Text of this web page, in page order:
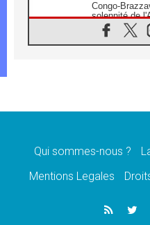
Congo-
solennité de
nationale
07.08.2026
Pape en
1ère
07.08.2026
Un logo
Qui sommes-nous ?
Mentions Legales